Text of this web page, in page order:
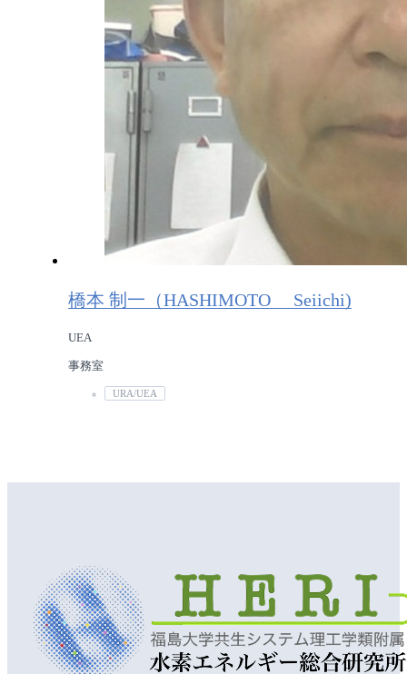
橋本 制一（HASHIMOTO Seiichi)
UEA
事務室
URA/UEA